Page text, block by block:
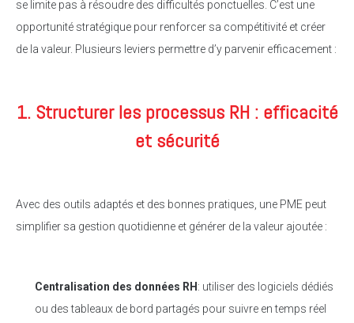
se limite pas à résoudre des difficultés ponctuelles. C’est une
opportunité stratégique pour renforcer sa compétitivité et créer
de la valeur. Plusieurs leviers permettre d’y parvenir efficacement :
1. Structurer les processus RH : efficacité
et sécurité
Avec des outils adaptés et des bonnes pratiques, une PME peut
simplifier sa gestion quotidienne et générer de la valeur ajoutée :
Centralisation des données RH : utiliser des logiciels dédiés
ou des tableaux de bord partagés pour suivre en temps réel